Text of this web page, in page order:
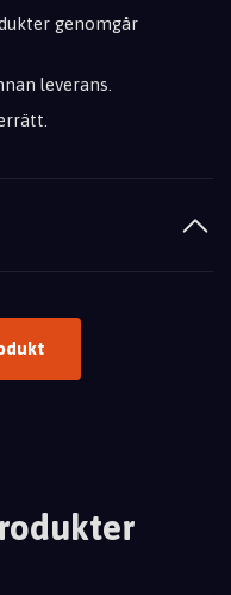
genomgår
leverans.